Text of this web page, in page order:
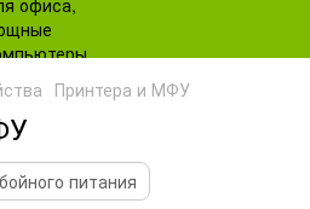
Принтера и МФУ
питания